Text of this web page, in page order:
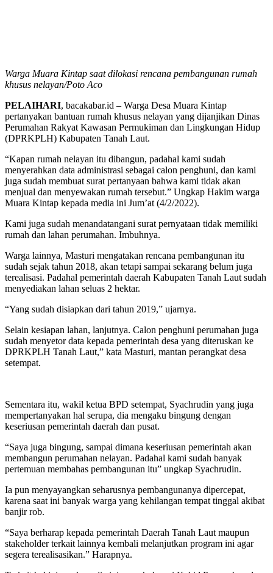
Warga Muara Kintap saat dilokasi rencana pembangunan rumah
khusus nelayan/Poto Aco
PELAIHARI, bacakabar.id – Warga Desa Muara Kintap
pertanyakan bantuan rumah khusus nelayan yang dijanjikan Dinas
Perumahan Rakyat Kawasan Permukiman dan Lingkungan Hidup
(DPRKPLH) Kabupaten Tanah Laut.
“Kapan rumah nelayan itu dibangun, padahal kami sudah
menyerahkan data administrasi sebagai calon penghuni, dan kami
juga sudah membuat surat pertanyaan bahwa kami tidak akan
menjual dan menyewakan rumah tersebut.” Ungkap Hakim warga
Muara Kintap kepada media ini Jum’at (4/2/2022).
Kami juga sudah menandatangani surat pernyataan tidak memiliki
rumah dan lahan perumahan. Imbuhnya.
Warga lainnya, Masturi mengatakan rencana pembangunan itu
sudah sejak tahun 2018, akan tetapi sampai sekarang belum juga
terealisasi. Padahal pemerintah daerah Kabupaten Tanah Laut sudah
menyediakan lahan seluas 2 hektar.
“Yang sudah disiapkan dari tahun 2019,” ujarnya.
Selain kesiapan lahan, lanjutnya. Calon penghuni perumahan juga
sudah menyetor data kepada pemerintah desa yang diteruskan ke
DPRKPLH Tanah Laut,” kata Masturi, mantan perangkat desa
setempat.
Sementara itu, wakil ketua BPD setempat, Syachrudin yang juga
mempertanyakan hal serupa, dia mengaku bingung dengan
keseriusan pemerintah daerah dan pusat.
“Saya juga bingung, sampai dimana keseriusan pemerintah akan
membangun perumahan nelayan. Padahal kami sudah banyak
pertemuan membahas pembangunan itu” ungkap Syachrudin.
Ia pun menyayangkan seharusnya pembangunanya dipercepat,
karena saat ini banyak warga yang kehilangan tempat tinggal akibat
banjir rob.
“Saya berharap kepada pemerintah Daerah Tanah Laut maupun
stakeholder terkait lainnya kembali melanjutkan program ini agar
segera terealisasikan.” Harapnya.